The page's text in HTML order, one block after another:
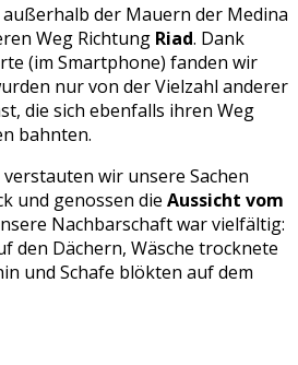
der Mauern der Medina
Weg Richtung Riad. Dank
(im Smartphone) fanden wir
nur von der Vielzahl anderer
die sich ebenfalls ihren Weg
bahnten.
wir unsere Sachen
und genossen die Aussicht vom
Nachbarschaft war vielfältig:
den Dächern, Wäsche trocknete
und Schafe blökten auf dem